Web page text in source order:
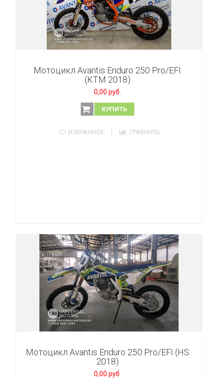
Мотоцикл Avantis Enduro 250 Pro/EFI
(KTM 2018)
0,00 руб.
КУПИТЬ
ИЗБРАННОЕ СРАВНИТЬ
Мотоцикл Avantis Enduro 250 Pro/EFI (HS
2018)
0,00 руб.